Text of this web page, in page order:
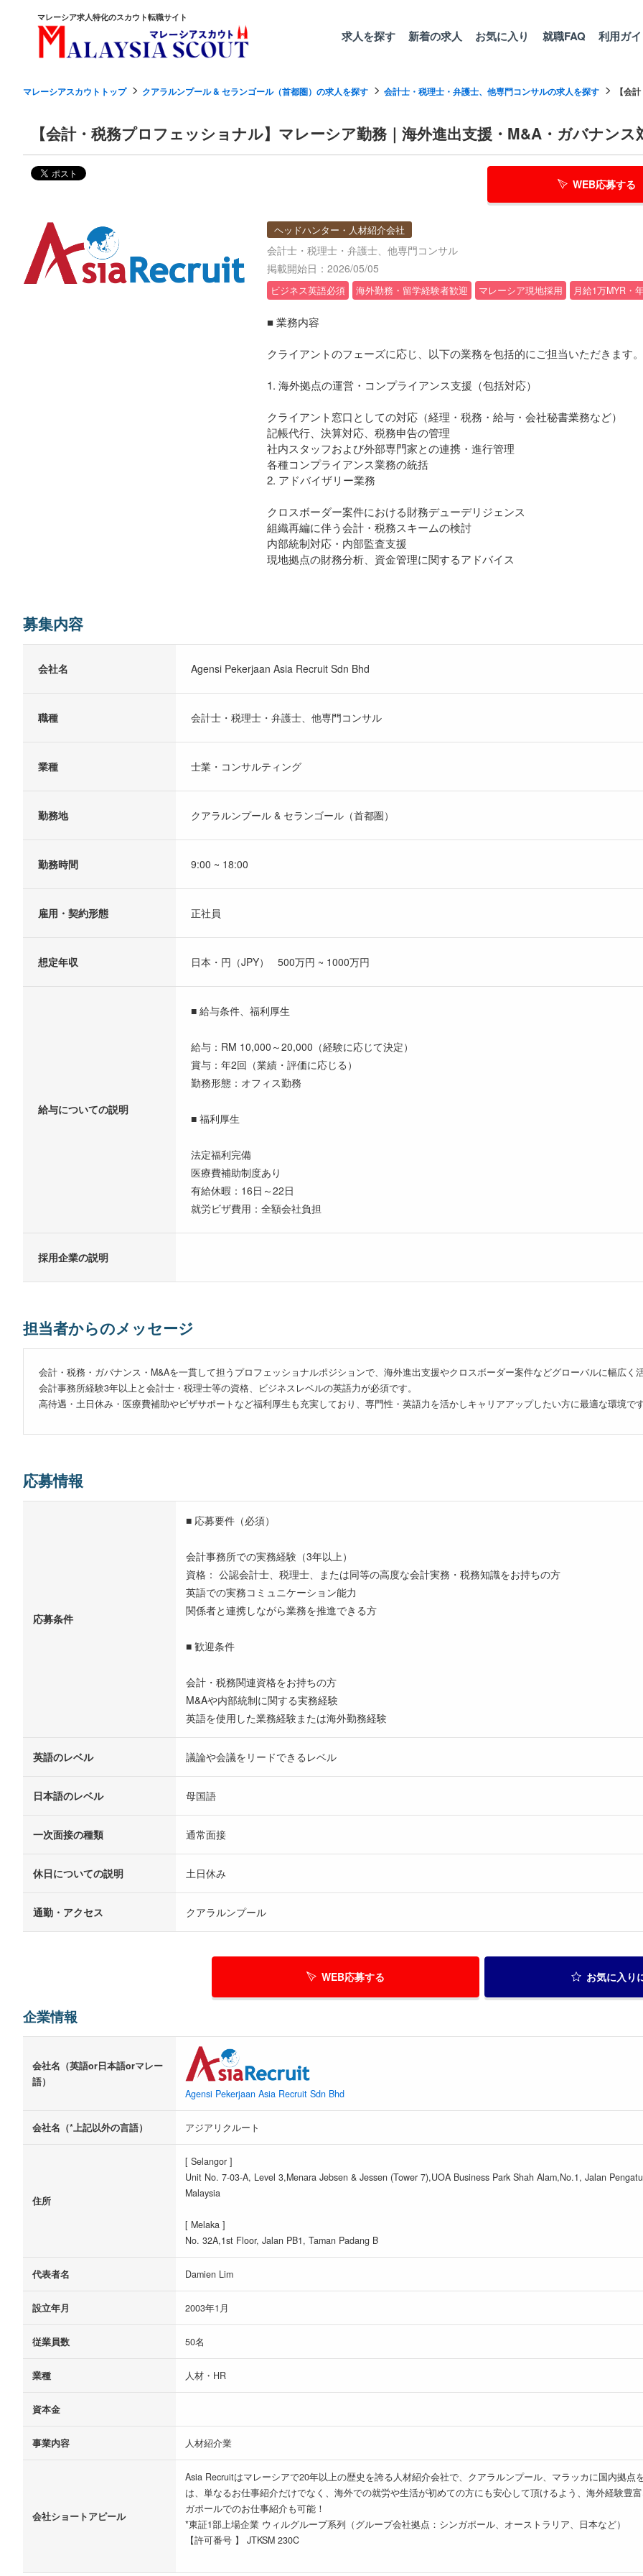
マレーシア求人特化のスカウト転職サイト
求人を探す 新着の求人 お気に入り 就職FAQ 利用ガ
マレーシアスカウトトップ クアラルンプール & セランゴール（首都圏）の求人を探す 会計士・税理士・弁護士、他専門コンサルの求人を探す 【会
【会計・税務プロフェッショナル】マレーシア勤務｜海外進出支援・M&A・ガバナンス
WEB応募する
ヘッドハンター・人材紹介会社
会計士・税理士・弁護士、他専門コンサル
掲載開始日：2026/05/05
ビジネス英語必須 海外勤務・留学経験者歓迎 マレーシア現地採用 月給1万MYR・
■ 業務内容
クライアントのフェーズに応じ、以下の業務を包括的にご担当いただきます。
1. 海外拠点の運営・コンプライアンス支援（包括対応）
クライアント窓口としての対応（経理・税務・給与・会社秘書業務など）
記帳代行、決算対応、税務申告の管理
社内スタッフおよび外部専門家との連携・進行管理
各種コンプライアンス業務の統括
2. アドバイザリー業務
クロスボーダー案件における財務デューデリジェンス
組織再編に伴う会計・税務スキームの検討
内部統制対応・内部監査支援
現地拠点の財務分析、資金管理に関するアドバイス
募集内容
会社名 Agensi Pekerjaan Asia Recruit Sdn Bhd
職種 会計士・税理士・弁護士、他専門コンサル
業種 士業・コンサルティング
勤務地 クアラルンプール & セランゴール（首都圏）
勤務時間 9:00 ~ 18:00
雇用・契約形態 正社員
想定年収 日本・円（JPY） 500万円 ~ 1000万円
給与についての説明
■ 給与条件、福利厚生
給与：RM 10,000～20,000（経験に応じて決定）
賞与：年2回（業績・評価に応じる）
勤務形態：オフィス勤務
■ 福利厚生
法定福利完備
医療費補助制度あり
有給休暇：16日～22日
就労ビザ費用：全額会社負担
採用企業の説明
担当者からのメッセージ
会計・税務・ガバナンス・M&Aを一貫して担うプロフェッショナルポジションで、海外進出支援やクロスボーダー案件などグローバルに幅広く活
会計事務所経験3年以上と会計士・税理士等の資格、ビジネスレベルの英語力が必須です。
高待遇・土日休み・医療費補助やビザサポートなど福利厚生も充実しており、専門性・英語力を活かしキャリアアップしたい方に最適な環境です
応募情報
応募条件
■ 応募要件（必須）
会計事務所での実務経験（3年以上）
資格： 公認会計士、税理士、または同等の高度な会計実務・税務知識をお持ちの方
英語での実務コミュニケーション能力
関係者と連携しながら業務を推進できる方
■ 歓迎条件
会計・税務関連資格をお持ちの方
M&Aや内部統制に関する実務経験
英語を使用した業務経験または海外勤務経験
英語のレベル 議論や会議をリードできるレベル
日本語のレベル 母国語
一次面接の種類 通常面接
休日についての説明 土日休み
通勤・アクセス クアラルンプール
WEB応募する お気に入り
企業情報
会社名（英語or日本語orマレー
語）
Agensi Pekerjaan Asia Recruit Sdn Bhd
会社名（*上記以外の言語） アジアリクルート
住所
[ Selangor ]
Unit No. 7-03-A, Level 3,Menara Jebsen & Jessen (Tower 7),UOA Business Park Shah Alam,No.1, Jalan
Malaysia
[ Melaka ]
No. 32A,1st Floor, Jalan PB1, Taman Padang B
代表者名 Damien Lim
設立年月 2003年1月
従業員数 50名
業種 人材・HR
資本金
事業内容 人材紹介業
会社ショートアピール
Asia Recruitはマレーシアで20年以上の歴史を誇る人材紹介会社で、クアラルンプール、マラッカに国内拠
は、単なるお仕事紹介だけでなく、海外での就労や生活が初めての方にも安心して頂けるよう、海外経験豊
ガポールでのお仕事紹介も可能！
*東証1部上場企業 ウィルグループ系列（グループ会社拠点：シンガポール、オーストラリア、日本など）
【許可番号 】 JTKSM 230C